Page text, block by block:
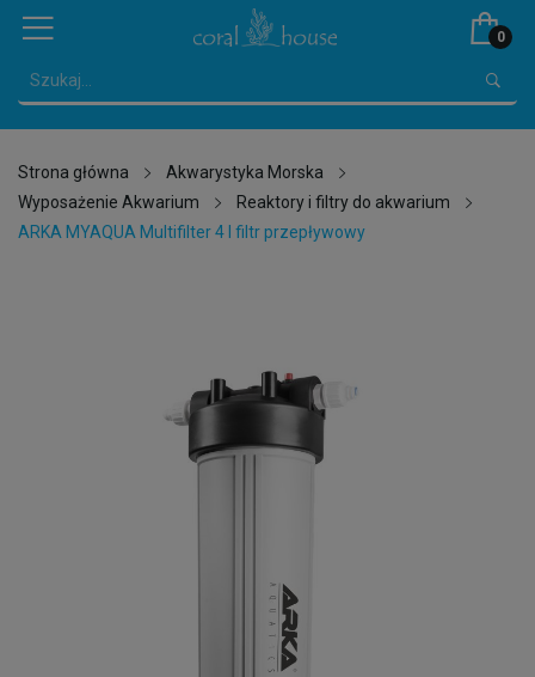
0
Strona główna
Akwarystyka Morska
Wyposażenie Akwarium
Reaktory i filtry do akwarium
ARKA MYAQUA Multifilter 4 l filtr przepływowy